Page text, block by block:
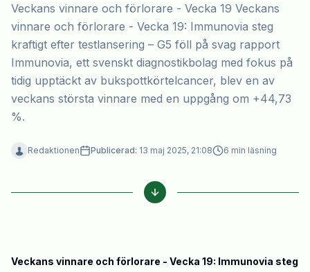
Veckans vinnare och förlorare - Vecka 19 Veckans
vinnare och förlorare - Vecka 19: Immunovia steg
kraftigt efter testlansering – G5 föll på svag rapport
Immunovia, ett svenskt diagnostikbolag med fokus på
tidig upptäckt av bukspottkörtelcancer, blev en av
veckans största vinnare med en uppgång om +44,73
%.
Redaktionen Publicerad: 13 maj 2025, 21:08 6 min läsning
Veckans vinnare och förlorare - Vecka 19: Immunovia steg